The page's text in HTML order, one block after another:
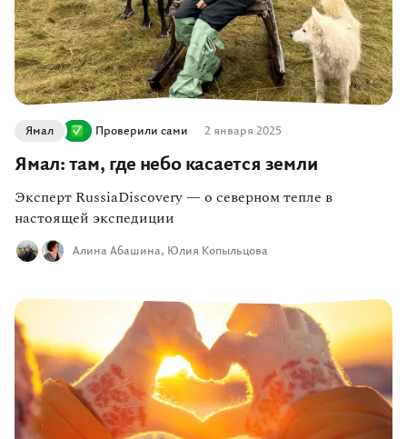
Проверили сами
Ямал 2 января 2025
Ямал: там, где небо касается земли
Эксперт RussiaDiscovery — о северном тепле в
настоящей экспедиции
Алина Абашина, Юлия Копыльцова